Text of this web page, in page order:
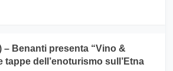
– Benanti presenta “Vino &
tappe dell’enoturismo sull’Etna